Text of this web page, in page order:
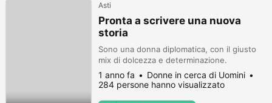
Asti
Pronta a scrivere una nuova
storia
Sono una donna diplomatica, con il giusto
mix di dolcezza e determinazione.
1 anno fa
Donne in cerca di Uomini
284 persone hanno visualizzato